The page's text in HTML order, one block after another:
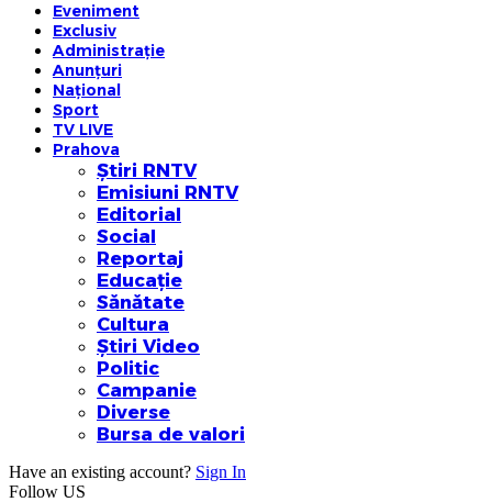
Eveniment
Exclusiv
Administrație
Anunțuri
Național
Sport
TV LIVE
Prahova
Știri RNTV
Emisiuni RNTV
Editorial
Social
Reportaj
Educație
Sănătate
Cultura
Știri Video
Politic
Campanie
Diverse
Bursa de valori
Have an existing account? Sign In
Follow US